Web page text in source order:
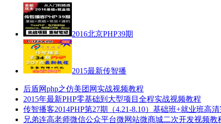
2016北京PHP39期
2015最新传智播
后盾网php之仿美团网实战视频教程
2015年最新PHP零基础到大型项目全程实战视频教程
传智播客2014PHP第27期（4.21-8.10）基础班+就业班高
兄弟连高老师微信公众平台微网站微商城二次开发视频教